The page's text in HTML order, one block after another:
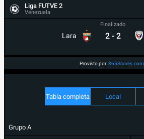
Liga FUTVE 2
Venezuela
Lara
Finalizado
2 - 2
Provisto por 365Scores.com
Tabla completa Local
Grupo A